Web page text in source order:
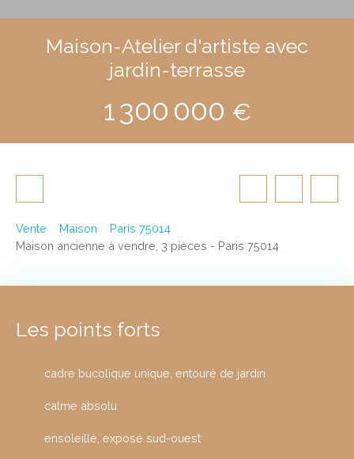
Maison-Atelier d'artiste avec
jardin-terrasse
1 300 000 €
Vente Maison
Paris 75014
Maison ancienne à vendre, 3 pièces - Paris 75014
Les points forts
cadre bucolique unique, entouré de jardin
calme absolu
ensoleillé, exposé sud-ouest